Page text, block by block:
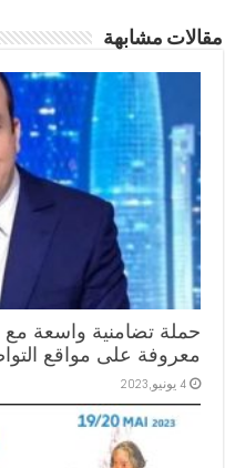
مقالات مشابهة
حملة تضامنية واسعة مع
معروفة على مواقع
4 يونيو,2023